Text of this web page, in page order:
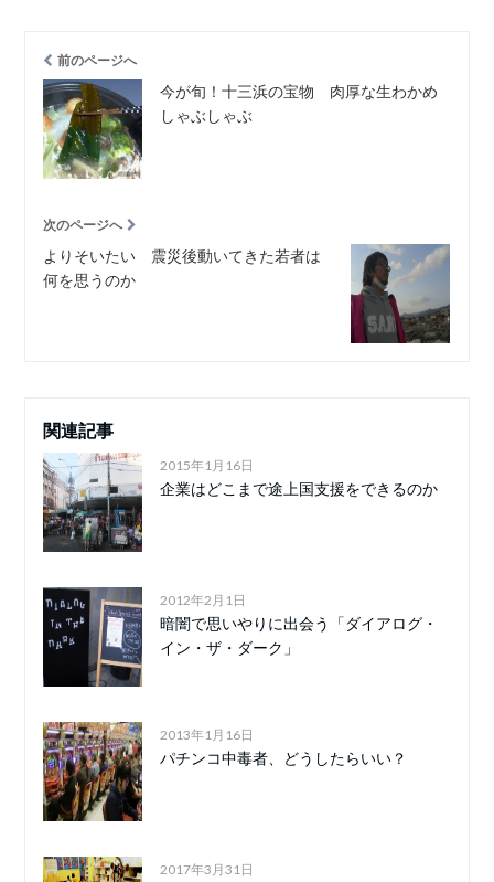
前のページへ
今が旬！十三浜の宝物 肉厚な生わかめ
しゃぶしゃぶ
次のページへ
よりそいたい 震災後動いてきた若者は
何を思うのか
関連記事
2015年1月16日
企業はどこまで途上国支援をできるのか
2012年2月1日
暗闇で思いやりに出会う「ダイアログ・
イン・ザ・ダーク」
2013年1月16日
パチンコ中毒者、どうしたらいい？
2017年3月31日